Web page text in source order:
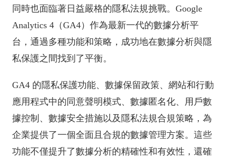
同時也面臨著日益嚴格的隱私法規挑戰。Google
Analytics 4（GA4）作為最新一代的數據分析平
台，通過多種功能和策略，成功地在數據分析與隱
私保護之間找到了平衡。
GA4 的隱私保護功能、數據保留政策、網站和行動
應用程式中的同意聲明模式、數據匿名化、用戶數
據控制、數據安全措施以及隱私法規合規策略，為
企業提供了一個全面且合規的數據管理方案。這些
功能不僅提升了數據分析的精確性和有效性，還確